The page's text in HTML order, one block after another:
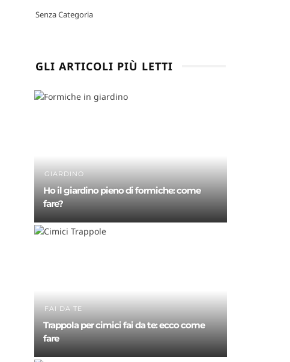
Senza Categoria
GLI ARTICOLI PIÙ LETTI
GIARDINO
Ho il giardino pieno di formiche: come
fare?
FAI DA TE
Trappola per cimici fai da te: ecco come
fare